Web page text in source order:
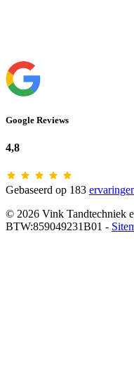
Google Reviews
4,8
Gebaseerd op 183
© 2026 Vink Tandtechniek
BTW:859049231B01 -